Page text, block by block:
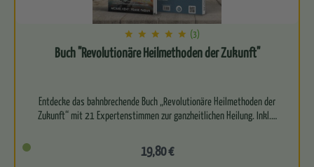
(3)
Buch "Revolutionäre Heilmethoden der Zukunft"
Entdecke das bahnbrechende Buch „Revolutionäre Heilmethoden der
Zukunft“ mit 21 Expertenstimmen zur ganzheitlichen Heilung. Inkl.…
19,80 €